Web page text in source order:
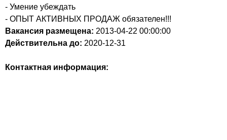
- Умение убеждать
- ОПЫТ АКТИВНЫХ ПРОДАЖ обязателен!!!
Вакансия размещена: 2013-04-22 00:00:00
Действительна до: 2020-12-31
Контактная информация: